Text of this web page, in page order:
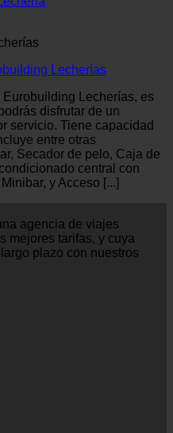
Lecherías
Eurobuilding Lecherías, es
disfrutar de un
servicio. Tiene capacidad
entre otras
Secador de pelo, Caja de
central con
y Acceso [...]
agencia de viajes
mejores tarifas, y cuya
plazo con nuestros